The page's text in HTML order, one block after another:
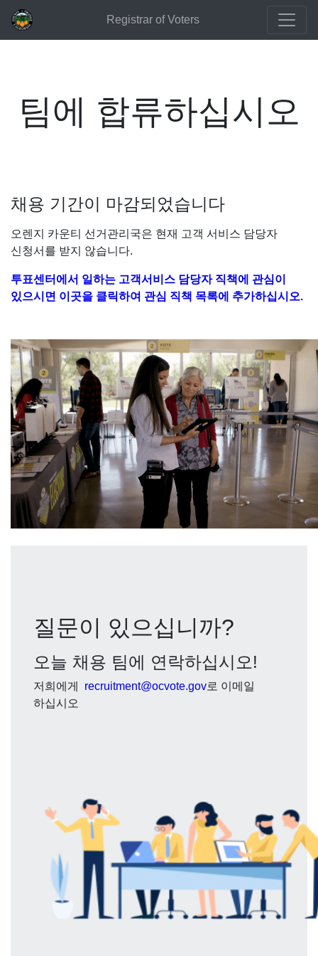
Registrar of Voters
팀에 합류하십시오
채용 기간이 마감되었습니다
오렌지 카운티 선거관리국은 현재 고객 서비스 담당자
신청서를 받지 않습니다.
투표센터에서 일하는 고객서비스 담당자 직책에 관심이
있으시면 이곳을 클릭하여 관심 직책 목록에 추가하십시오.
질문이 있으십니까?
오늘 채용 팀에 연락하십시오!
저희에게 recruitment@ocvote.gov로 이메일
하십시오